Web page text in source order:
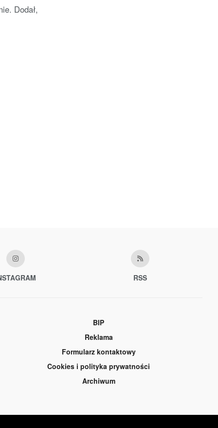
Dodał,
RSS
BIP
Reklama
Formularz kontaktowy
Cookies i polityka prywatności
Archiwum